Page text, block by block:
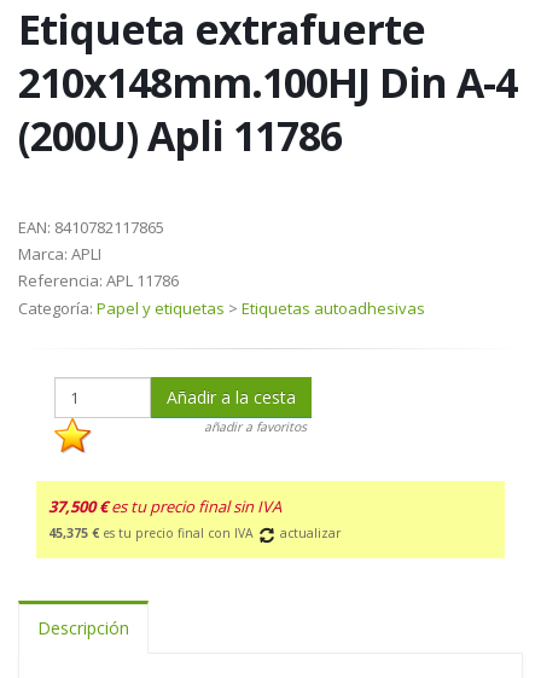
Etiqueta extrafuerte
210x148mm.100HJ Din A-4
(200U) Apli 11786
EAN: 8410782117865
Marca: APLI
Referencia: APL 11786
Categoría: Papel y etiquetas > Etiquetas autoadhesivas
Añadir a la cesta
añadir a favoritos
37,500 € es tu precio final sin IVA
45,375 € es tu precio final con IVA actualizar
Descripción